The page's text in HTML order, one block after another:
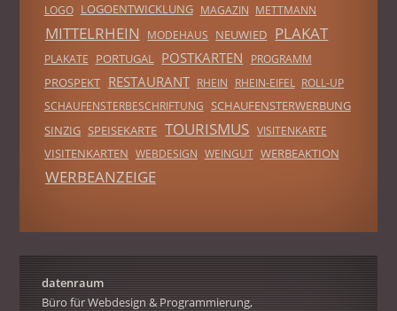
LOGO
LOGOENTWICKLUNG MAGAZIN METTMANN
MITTELRHEIN MODEHAUS NEUWIED PLAKAT
PLAKATE PORTUGAL POSTKARTEN PROGRAMM
PROSPEKT RESTAURANT RHEIN RHEIN-EIFEL ROLL-UP
SCHAUFENSTERBESCHRIFTUNG SCHAUFENSTERWERBUNG
SINZIG SPEISEKARTE TOURISMUS VISITENKARTE
VISITENKARTEN WEBDESIGN WEINGUT WERBEAKTION
WERBEANZEIGE
datenraum
Büro für Webdesign & Programmierung,